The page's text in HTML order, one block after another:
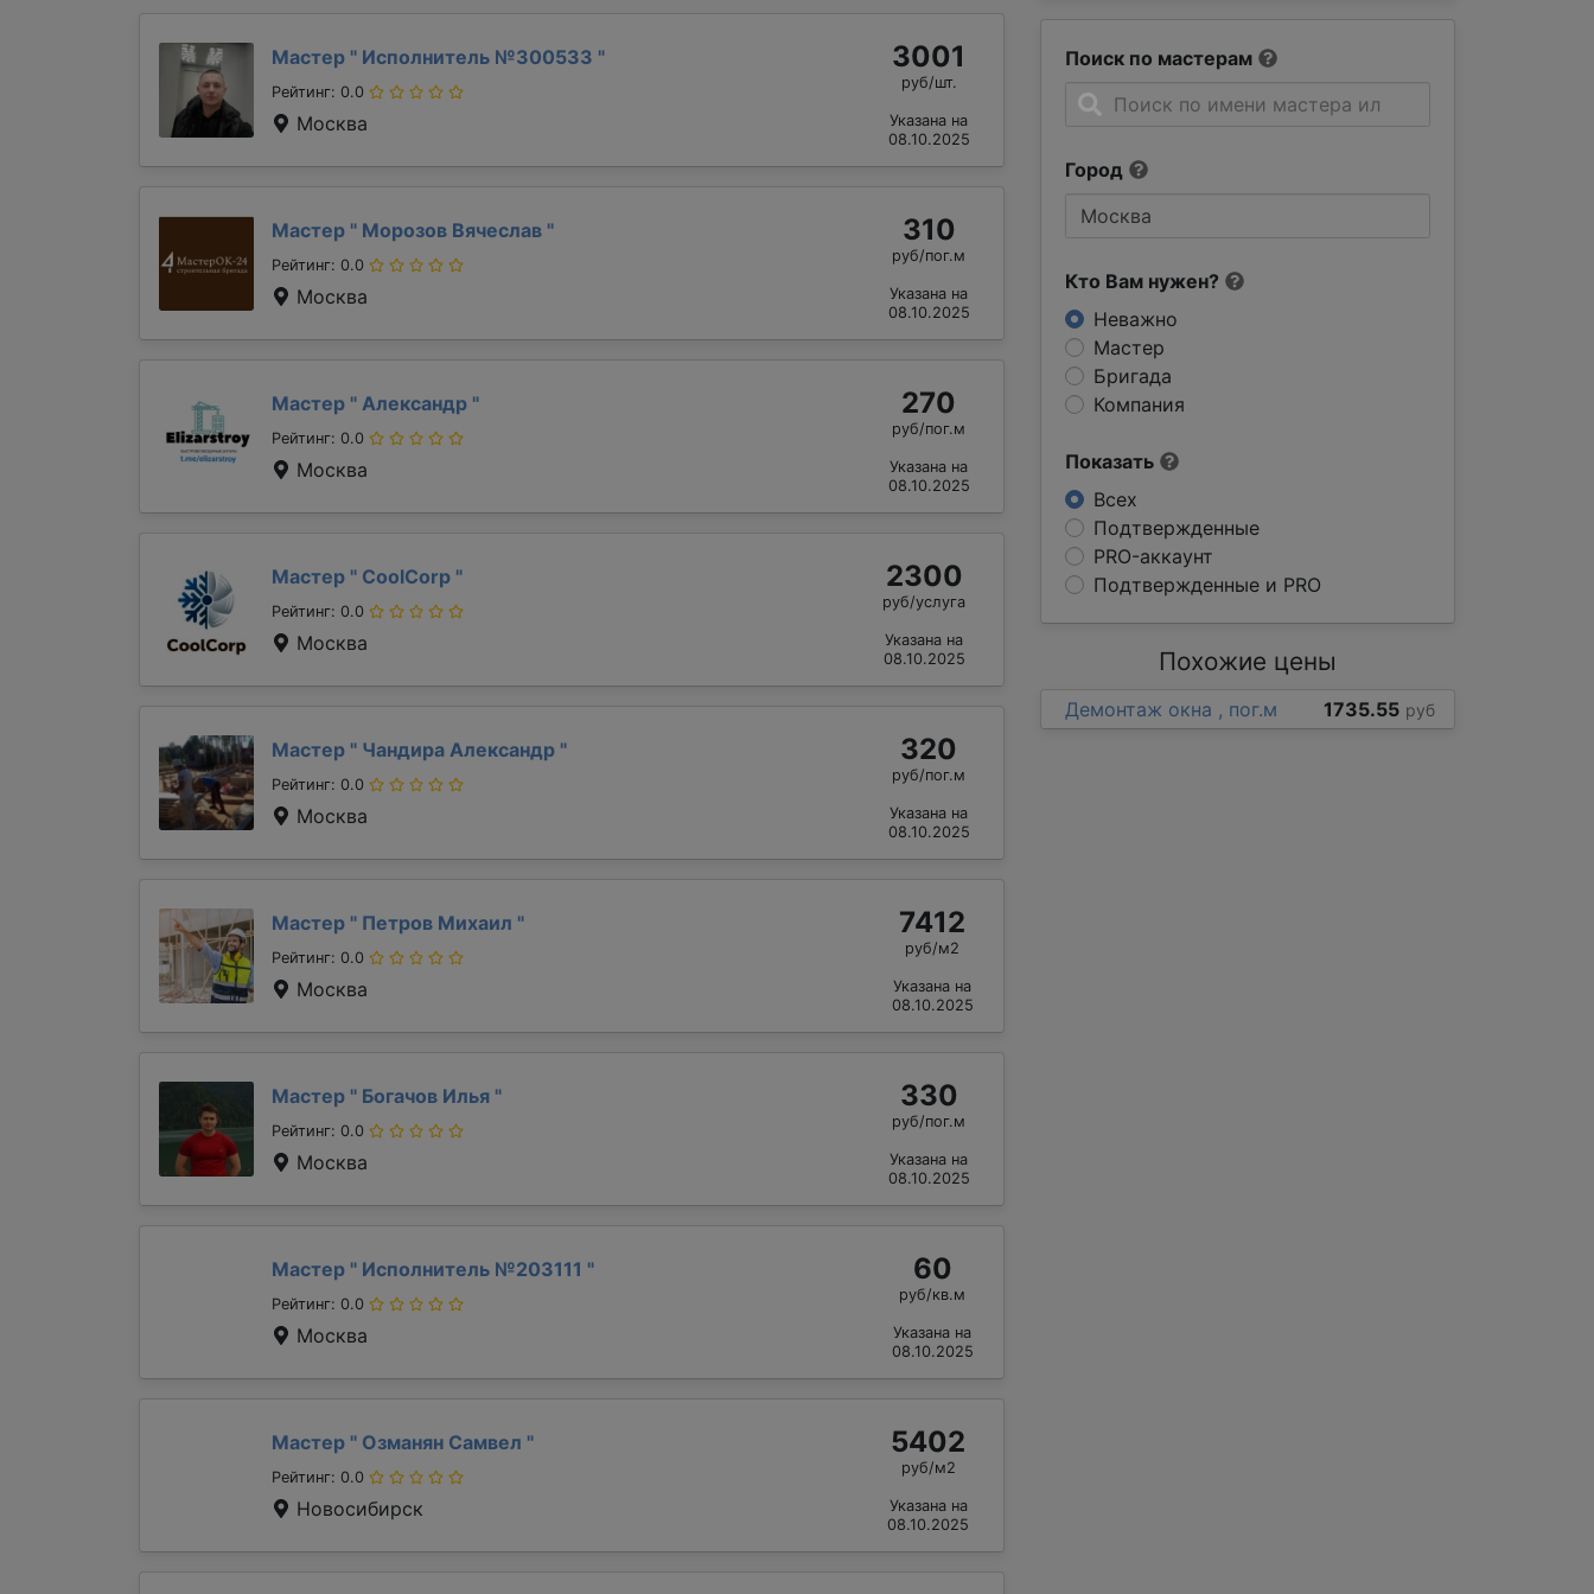
Поиск по мастерам
Город
Кто Вам нужен?
Неважно
Мастер
Бригада
Компания
Показать
Всех
Подтвержденные
PRO-аккаунт
Подтвержденные и PRO
Мастер " Исполнитель №300533 "
Рейтинг: 0.0
Москва
3001
руб/шт.
Указана на
08.10.2025
Мастер " Морозов Вячеслав "
Рейтинг: 0.0
Москва
310
руб/пог.м
Указана на
08.10.2025
Мастер " Александр "
Рейтинг: 0.0
Москва
270
руб/пог.м
Указана на
08.10.2025
Мастер " CoolCorp "
Рейтинг: 0.0
Москва
2300
руб/услуга
Указана на
08.10.2025
Мастер " Чандира Александр "
Рейтинг: 0.0
Москва
320
руб/пог.м
Указана на
08.10.2025
Мастер " Петров Михаил "
Рейтинг: 0.0
Москва
7412
руб/м2
Указана на
08.10.2025
Мастер " Богачов Илья "
Рейтинг: 0.0
Москва
330
руб/пог.м
Указана на
08.10.2025
Мастер " Исполнитель №203111 "
Рейтинг: 0.0
Москва
60
руб/кв.м
Указана на
08.10.2025
Мастер " Озманян Самвел "
Рейтинг: 0.0
Новосибирск
5402
руб/м2
Указана на
08.10.2025
Похожие цены
Демонтаж окна , пог.м 1735.55 руб